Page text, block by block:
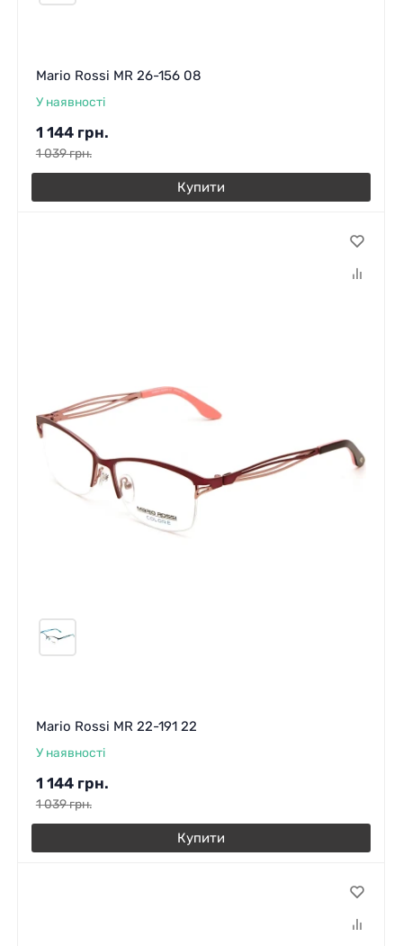
Mario Rossi MR 26-156 08
У наявності
1 144 грн.
1 039грн.
Купити
Mario Rossi MR 22-191 22
У наявності
1 144 грн.
1 039грн.
Купити